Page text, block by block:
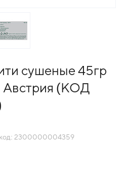
сушеные 45гр
(КОД
2300000004359